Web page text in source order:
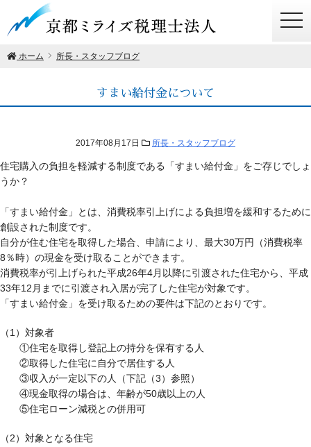
ホーム 所長・スタッフブログ
すまい給付金について
2017年08月17日 所長・スタッフブログ
住宅購入の負担を軽減する制度である「すまい給付金」をご存じでしょ
うか？
「すまい給付金」とは、消費税率引上げによる負担増を緩和するために
創設された制度です。
自分が住む住宅を取得した場合、申請により、最大30万円（消費税率
8％時）の現金を受け取ることができます。
消費税率が引上げられた平成26年4月以降に引渡された住宅から、平成
33年12月までに引渡され入居が完了した住宅が対象です。
「すまい給付金」を受け取るための要件は下記のとおりです。
（1）対象者
①住宅を取得し登記上の持分を保有する人
②取得した住宅に自分で居住する人
③収入が一定以下の人（下記（3）参照）
④現金取得の場合は、年齢が50歳以上の人
⑤住宅ローン減税との併用可
（2）対象となる住宅